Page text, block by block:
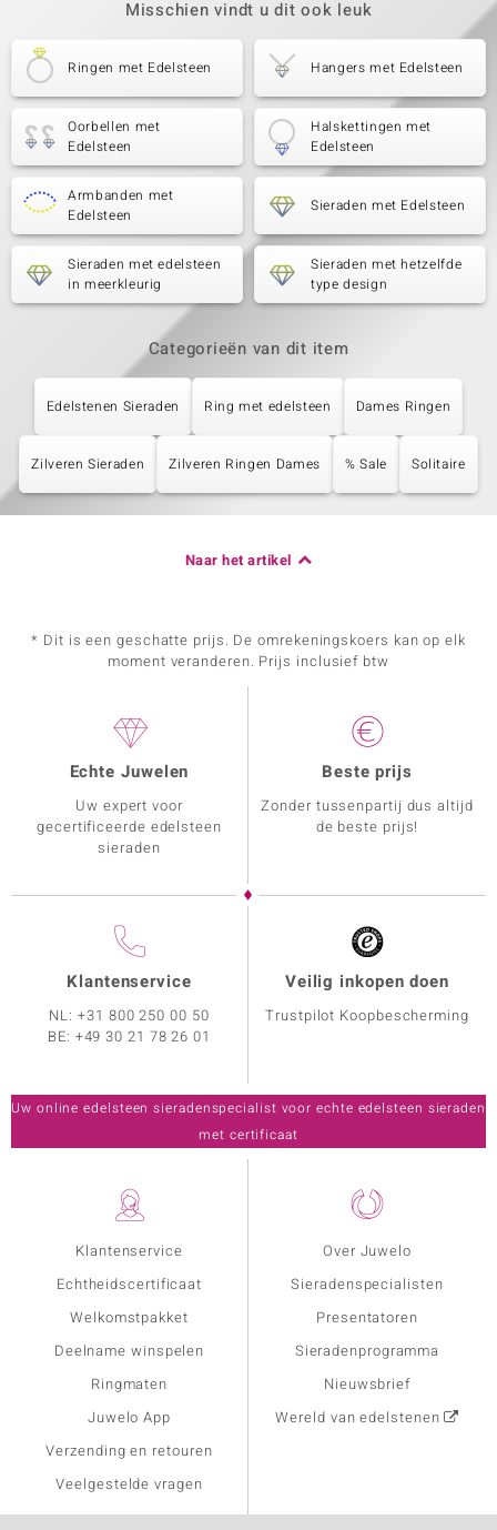
Misschien vindt u dit ook leuk
Ringen met Edelsteen Hangers met Edelsteen
Oorbellen met
Edelsteen
Halskettingen met
Edelsteen
Armbanden met
Edelsteen
Sieraden met Edelsteen
Sieraden met edelsteen
in meerkleurig
Sieraden met hetzelfde
type design
Categorieën van dit item
Edelstenen Sieraden Ring met edelsteen Dames Ringen
Zilveren Sieraden Zilveren Ringen Dames % Sale Solitaire
Naar het artikel
* Dit is een geschatte prijs. De omrekeningskoers kan op elk
moment veranderen. Prijs inclusief btw
Klantenservice
Echtheidscertificaat
Welkomstpakket
Deelname winspelen
Ringmaten
Juwelo App
Verzending en retouren
Veelgestelde vragen
Over Juwelo
Sieradenspecialisten
Presentatoren
Sieradenprogramma
Nieuwsbrief
Wereld van edelstenen
Echte Juwelen
Uw expert voor
gecertificeerde edelsteen
sieraden
Beste prijs
Zonder tussenpartij dus altijd
de beste prijs!
Klantenservice
NL:+31 800 250 00 50
BE: +49 30 21 78 26 01
Veilig inkopen doen
Trustpilot Koopbescherming
Uw online edelsteen sieradenspecialist voor echte edelsteen sieraden
met certificaat